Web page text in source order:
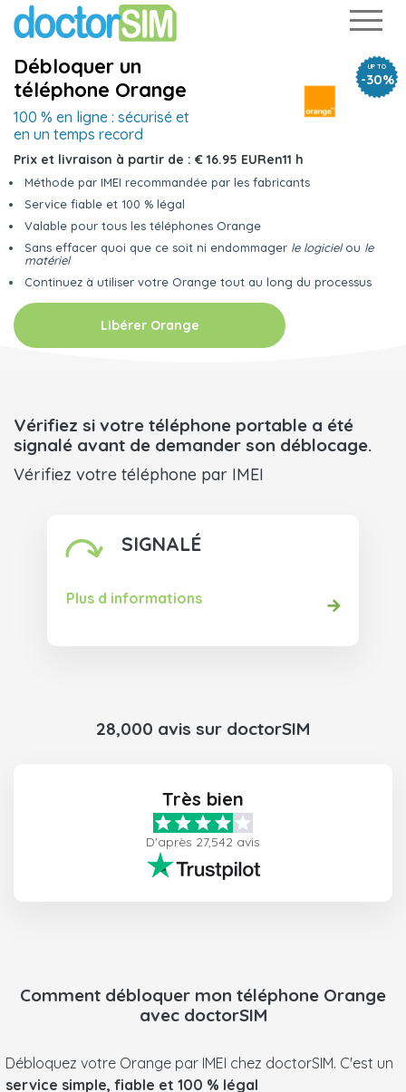
UP TO
-30%
Débloquer un
téléphone Orange
100 % en ligne : sécurisé et
en un temps record
Prix et livraison à partir de : € 16.95 EURen11 h
Méthode par IMEI recommandée par les fabricants
Service fiable et 100 % légal
Valable pour tous les téléphones Orange
Sans effacer quoi que ce soit ni endommager le logicielou le
matériel
Continuez à utiliser votre Orange tout au long du processus
Libérer Orange
Vérifiez si votre téléphone portable a été
signalé avant de demander son déblocage.
Vérifiez votre téléphone par IMEI
SIGNALÉ
Plus d informations
28,000 avis sur doctorSIM
Très bien
D'après 27,542 avis
Comment débloquer mon téléphone Orange
avec doctorSIM
Débloquez votre Orange par IMEI chez doctorSIM. C'est un
service simple, fiable et 100 % légal